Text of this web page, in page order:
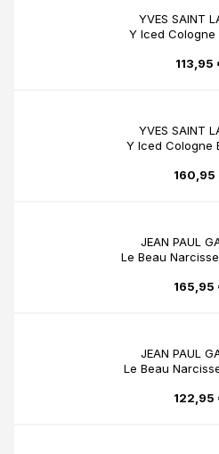
YVES SAINT
Y Iced Cologne
113,95
YVES SAINT
Y Iced Cologne
160,95
JEAN PAUL
Le Beau Narcisse
165,95
JEAN PAUL
Le Beau
122,95